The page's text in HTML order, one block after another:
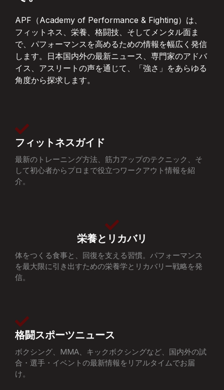
APF（Academy of Performance & Fighting）は、
フィットネス、栄養、格闘技、そしてメンタル面ま
で、パフォーマンスを高めるための情報を幅広く発信
します。日本国内外の最新ニュース、専門家のアドバ
イス、アスリートの声を通じて、「強さ」をあらゆる
角度から探求します。
フィットネスガイド
最新のトレーニング方法、筋力アップのテクニック、そ
して初心者からプロまで役立つワークアウト情報を紹
介。
栄養とリカバリ
体をつくる食事と、回復を支える習慣。パフォーマンス
を最大限に引き出すための栄養学とリカバリー戦略を発
信。
格闘スポーツニュース
ボクシング、MMA、キックボクシングなど、国内外の試
合・選手・イベントの最新情報をリアルタイムでお届
け。